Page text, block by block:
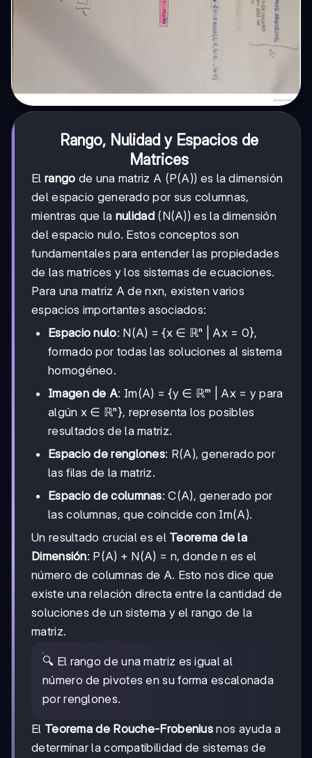
Rango, Nulidad y Espacios de
Matrices
El rango de una matriz A (P(A)) es la dimensión
del espacio generado por sus columnas,
mientras que la nulidad(N(A)) es la dimensión
del espacio nulo. Estos conceptos son
fundamentales para entender las propiedades
de las matrices y los sistemas de ecuaciones.
Para una matriz A de nxn, existen varios
espacios importantes asociados:
Espacio nulo: N(A) = {x ∈ ℝⁿ | Ax = 0},
formado por todas las soluciones al sistema
homogéneo.
Imagen de A: Im(A) = {y ∈ ℝᵐ | Ax = y para
algún x ∈ ℝⁿ}, representa los posibles
resultados de la matriz.
Espacio de renglones: R(A), generado por
las filas de la matriz.
Espacio de columnas: C(A), generado por
las columnas, que coincide con Im(A).
Un resultado crucial es el Teorema de la
Dimensión: P(A) + N(A) = n, donde n es el
número de columnas de A. Esto nos dice que
existe una relación directa entre la cantidad de
soluciones de un sistema y el rango de la
matriz.
🔍 El rango de una matriz es igual al
número de pivotes en su forma escalonada
por renglones.
El Teorema de Rouche-Frobenius nos ayuda a
determinar la compatibilidad de sistemas de